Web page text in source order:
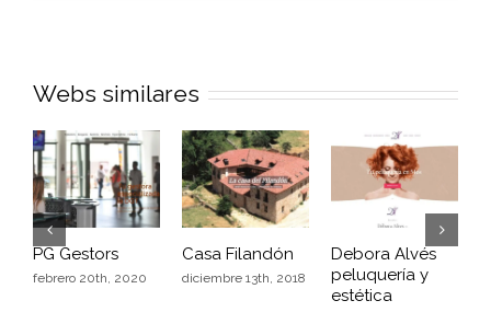
Webs similares
PG Gestors
febrero 20th, 2020
Casa Filandón
diciembre 13th, 2018
Debora Alvés
peluquería y
estética